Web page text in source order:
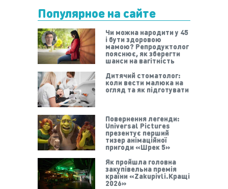
Популярное на сайте
Чи можна народити у 45
і бути здоровою
мамою? Репродуктолог
пояснює, як зберегти
шанси на вагітність
Дитячий стоматолог:
коли вести малюка на
огляд та як підготувати
Повернення легенди:
Universal Pictures
презентує перший
тизер анімаційної
пригоди «Шрек 5»
Як пройшла головна
закупівельна премія
країни «Zakupivli.Кращі
2026»